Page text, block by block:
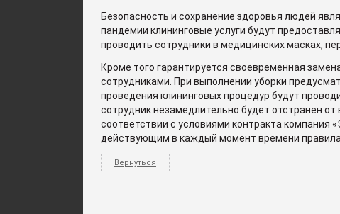
Безопасность и сохранение здоровья людей
пандемии клининговые услуги будут
проводить сотрудники в медицинских масках,
Кроме того гарантируется своевременная
сотрудниками. При выполнении уборки
проведения клининговых процедур будут
сотрудник незамедлительно будет отстранен
соответствии с условиями контракта компания
действующим в каждый момент времени
Вернуться